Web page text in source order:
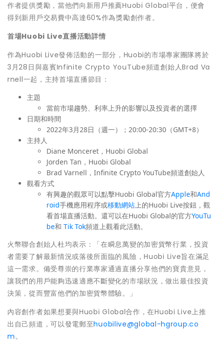
作者提供獎勵，當他們向新用戶推薦Huobi Global平台，便會
得到新用戶交易費中高達60%作為獎勵創作者。
首場Huobi Live直播活動詳情
作為Huobi Live發佈活動的一部分，Huobi的市場專家團隊將於
3月28日與嘉賓Infinite Crypto YouTube頻道創始人Brad Va
rnell一起，主持首場直播節目：
主題
當前市場趨勢、利率上升的影響以及投資者的選擇
日期和時間
2022年3月28日（週一）；20:00-20:30（GMT+8）
主持人
Diane Monceret，Huobi Global
Jorden Tan，Huobi Global
Brad Varnell，Infinite Crypto YouTube頻道創始人
觀看方式
有興趣的觀眾可以點擊Huobi Global官方Apple和And
roid手機應用程序或移動網站上的Huobi Live按鈕，觀
看首場直播活動。 還可以在Huobi Global的官方YouTu
be和 Tik Tok頻道上觀看此活動。
火幣聯合創始人杜均表示：「在瞬息萬變的加密貨幣行業，投資
者需要了解最新情況或落後所面臨的風險，Huobi Live旨在滿足
這一需求。備受尊崇的行業專家通過直播分享他們的寶貴意見，
讓我們的用戶能夠迅速適應不斷變化的市場狀況，做出最佳投資
決策，從而豐富他們的加密貨幣體驗。」
內容創作者如果想要與Huobi Global合作，在Huobi Live上推
出自己頻道，可以發電郵至huobilive@global-hgroup.co
m。